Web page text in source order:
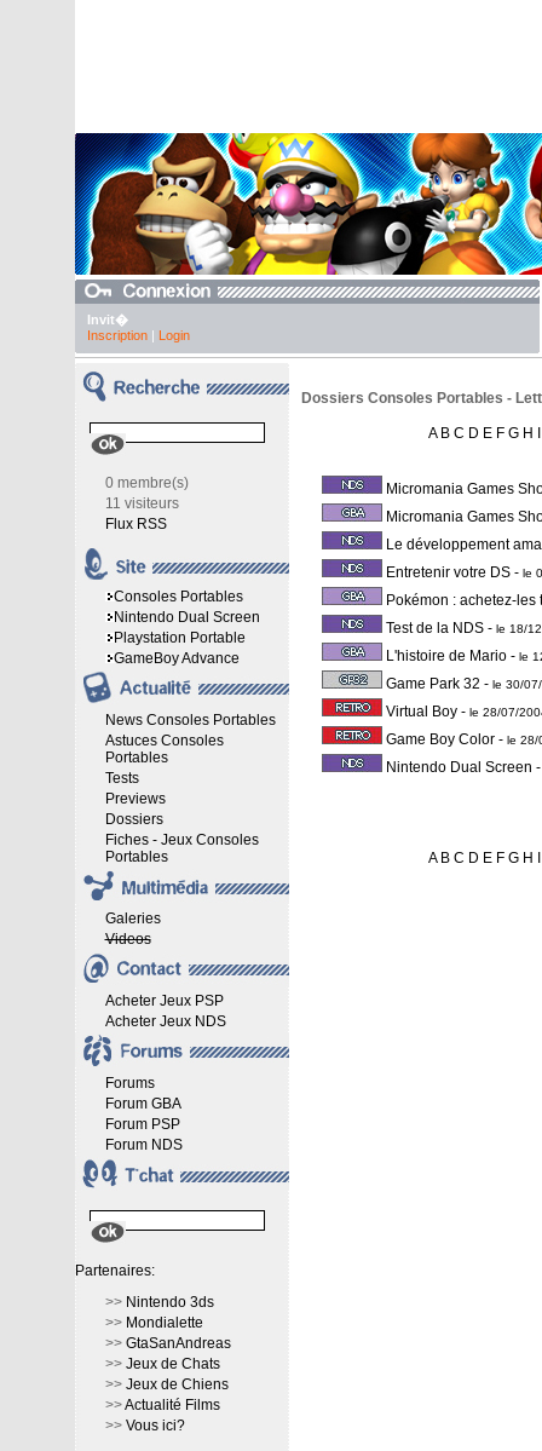
Invit�
Inscription| Login
0 membre(s)
11 visiteurs
Flux RSS
Consoles Portables
Nintendo Dual Screen
Playstation Portable
GameBoy Advance
News Consoles Portables
Astuces Consoles
Portables
Tests
Previews
Dossiers
Fiches - Jeux Consoles
Portables
Galeries
Videos
Acheter Jeux PSP
Acheter Jeux NDS
Forums
Forum GBA
Forum PSP
Forum NDS
Partenaires:
>> Nintendo 3ds
>> Mondialette
>> GtaSanAndreas
>> Jeux de Chats
>> Jeux de Chiens
>>Actualité Films
>> Vous ici?
Dossiers Consoles Portables -
A B C D E F G H
Micromania Games
Micromania Games
Le développement
Entretenir votre DS - le
Pokémon : achetez-les
Test de la NDS - le 18/
L'histoire de Mario - le
Game Park 32 - le 30/
Virtual Boy - le 28/07/
Game Boy Color - le 28/
Nintendo Dual Screen
A B C D E F G H